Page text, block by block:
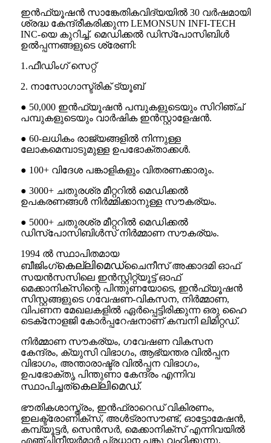
ഇൻഫ്യൂഷൻ സാങ്കേതികവിദ്യയിൽ 30 വർഷമായി
ശ്രദ്ധ കേന്ദ്രീകരിക്കുന്ന LEMONSUN INFI-TECH
INC-യെ കുറിച്ച്. മെഡിക്കൽ ഡിസ്പോസിബിൾ
ഉൽപ്പന്നങ്ങളുടെ ശ്രേണി:
1.ഫീഡിംഗ് സെറ്റ്
2. നാസോഗാസ്ട്രിക് ട്യൂബ്
● 50,000 ഇൻഫ്യൂഷൻ പമ്പുകളുടെയും സിറിഞ്ച്
പമ്പുകളുടെയും വാർഷിക ഇൻസ്റ്റാളേഷൻ.
● 60-ലധികം രാജ്യങ്ങളിൽ നിന്നുള്ള
ലോകമെമ്പാടുമുള്ള ഉപഭോക്താക്കൾ.
● 100+ വിദേശ പങ്കാളികളും വിതരണക്കാരും.
● 3000+ ചതുരശ്ര മീറ്ററിൽ മെഡിക്കൽ
ഉപകരണങ്ങൾ നിർമ്മിക്കാനുള്ള സൗകര്യം.
● 5000+ ചതുരശ്ര മീറ്ററിൽ മെഡിക്കൽ
ഡിസ്പോസിബിൾസ് നിർമ്മാണ സൗകര്യം.
1994 ൽ സ്ഥാപിതമായ
ബീജിംഗ്കെല്ലിമെഡ്ചൈനീസ് അക്കാദമി ഓഫ്
സയൻസസിലെ ഇൻസ്റ്റിറ്റ്യൂട്ട് ഓഫ്
മെക്കാനിക്‌സിന്റെ പിന്തുണയോടെ, ഇൻഫ്യൂഷൻ
സിസ്റ്റങ്ങളുടെ ഗവേഷണ-വികസന, നിർമ്മാണ,
വിപണന മേഖലകളിൽ ഏർപ്പെട്ടിരിക്കുന്ന ഒരു ഹൈ
ടെക്‌നോളജി കോർപ്പറേഷനാണ് കമ്പനി ലിമിറ്റഡ്.
നിർമ്മാണ സൗകര്യം, ഗവേഷണ വികസന
കേന്ദ്രം, ക്യുസി വിഭാഗം, ആഭ്യന്തര വിൽപ്പന
വിഭാഗം, അന്താരാഷ്ട്ര വിൽപ്പന വിഭാഗം,
ഉപഭോക്തൃ പിന്തുണാ കേന്ദ്രം എന്നിവ
സ്ഥാപിച്ചത്കെല്ലിമെഡ്.
ഭൗതികശാസ്ത്രം, ഇൻഫ്രാറെഡ് വികിരണം,
ഇലക്ട്രോണിക്സ്, അൾട്രാസൗണ്ട്, ഓട്ടോമേഷൻ,
കമ്പ്യൂട്ടർ, സെൻസർ, മെക്കാനിക്സ് എന്നിവയിൽ
എഞ്ചിനീയർമാർ പ്രധാന പങ്കു വഹിക്കുന്നു.